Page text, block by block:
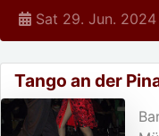
Sat 29. Jun. 2024
Tango an der